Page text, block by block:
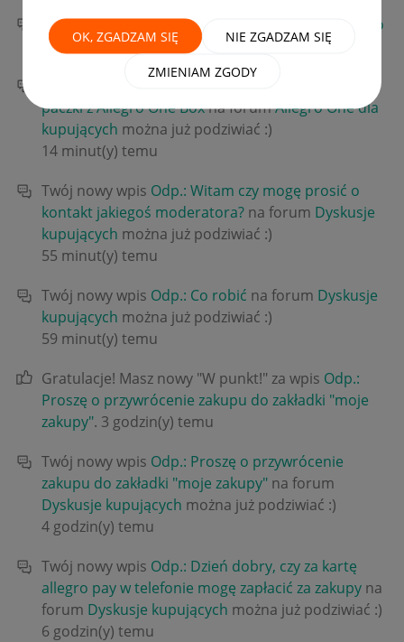
OK, ZGADZAM SIĘ NIE ZGADZAM SIĘ
ZMIENIAM ZGODY
Twój nowy wpisOdp.: Allegro pay
Allegro
Pay
można już podziwiać :)
12 minut(y) temu
paczki z Allegro One Boxna forumAllegro One dla
kupujących można już podziwiać :)
14 minut(y) temu
Twój nowy wpis Odp.: Witam czy mogę prosić o
kontakt jakiegoś moderatora? na forum Dyskusje
kupujących można już podziwiać :)
55 minut(y) temu
Twój nowy wpis Odp.: Co robić na forum Dyskusje
kupujących można już podziwiać :)
59 minut(y) temu
Gratulacje! Masz nowy "W punkt!" za wpis Odp.:
Proszę o przywrócenie zakupu do zakładki "moje
zakupy". 3 godzin(y) temu
Twój nowy wpis Odp.: Proszę o przywrócenie
zakupu do zakładki "moje zakupy" na forum
Dyskusje kupujących można już podziwiać :)
4 godzin(y) temu
Twój nowy wpis Odp.: Dzień dobry, czy za kartę
allegro pay w telefonie mogę zapłacić za zakupy na
forum Dyskusje kupujących można już podziwiać :)
6 godzin(y) temu